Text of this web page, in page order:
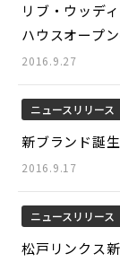
リブ・ウッデ
ハウスオープ
2016.9.27
ニュースリリース
新ブランド誕
2016.9.17
ニュースリリース
松戸リンクス